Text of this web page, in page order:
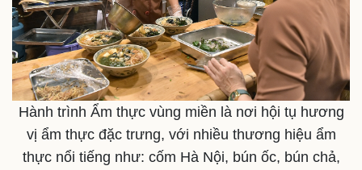
Pháp luật
Vụ án
Tin nóng
Tư vấn luật
Quân sự - Quốc phòng
Vũ khí
Việt Nam
Phân tích
Hành trình Ẩm thực vùng miền là nơi hội tụ hương
vị ẩm thực đặc trưng, với nhiều thương hiệu ẩm
thực nổi tiếng như: cốm Hà Nội, bún ốc, bún chả,